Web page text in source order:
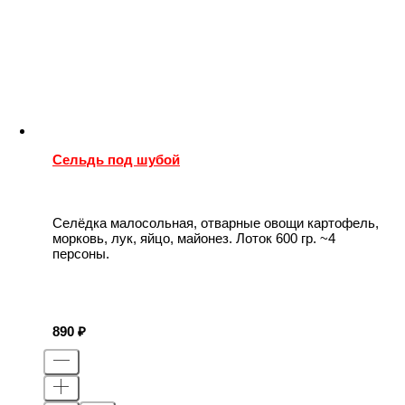
Сельдь под шубой
Селёдка малосольная, отварные овощи картофель,
морковь, лук, яйцо, майонез. Лоток 600 гр. ~4
персоны.
890